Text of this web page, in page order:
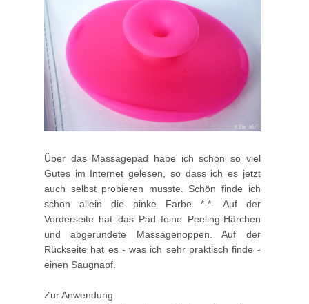
Über das Massagepad habe ich schon so viel
Gutes im Internet gelesen, so dass ich es jetzt
auch selbst probieren musste. Schön finde ich
schon allein die pinke Farbe *-*. Auf der
Vorderseite hat das Pad feine Peeling-Härchen
und abgerundete Massagenoppen. Auf der
Rückseite hat es - was ich sehr praktisch finde -
einen Saugnapf.
Zur Anwendung